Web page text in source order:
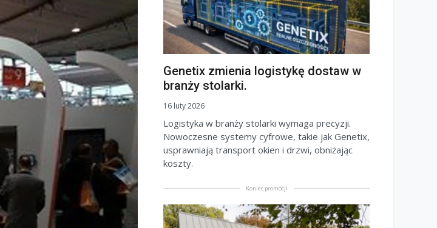
Genetix zmienia logistykę dostaw w
branży stolarki.
16 luty 2026
Logistyka w branży stolarki wymaga precyzji.
Nowoczesne systemy cyfrowe, takie jak Genetix,
usprawniają transport okien i drzwi, obniżając
koszty.
Koniec promocji